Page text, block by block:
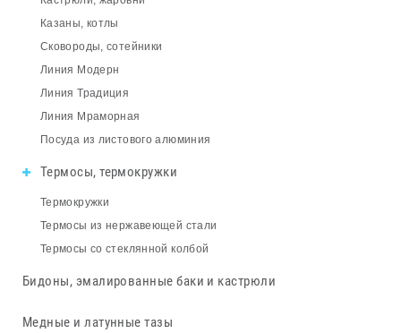
Казаны, котлы
Сковороды, сотейники
Линия Модерн
Линия Традиция
Линия Мраморная
Посуда из листового алюминия
Термосы, термокружки
Термокружки
Термосы из нержавеющей стали
Термосы со стеклянной колбой
Бидоны, эмалированные баки и кастрюли
Медные и латунные тазы